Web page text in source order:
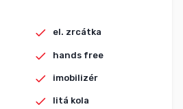
el. zrcátka
hands free
imobilizér
litá kola